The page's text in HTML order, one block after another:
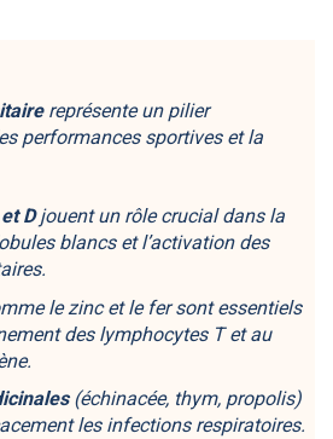
représente un pilier
performances sportives et la
Djouent un rôle crucial dans la
blancs et l’activation des
le zinc et le fer sont essentiels
des lymphocytes T et au
(échinacée, thym, propolis)
les infections respiratoires.